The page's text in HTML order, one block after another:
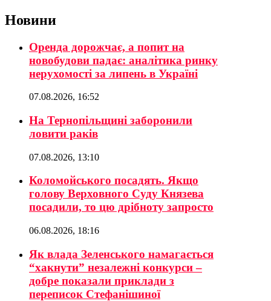
Новини
Оренда дорожчає, а попит на
новобудови падає: аналітика ринку
нерухомості за липень в Україні
07.08.2026, 16:52
На Тернопільщині заборонили
ловити раків
07.08.2026, 13:10
Коломойського посадять. Якщо
голову Верховного Суду Князева
посадили, то цю дрібноту запросто
06.08.2026, 18:16
Як влада Зеленського намагається
“хакнути” незалежні конкурси –
добре показали приклади з
переписок Стефанішиної